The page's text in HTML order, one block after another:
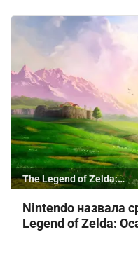
The Legend of Zelda:
Ocarina of Time
Nintendo назвала
Legend of Zelda: